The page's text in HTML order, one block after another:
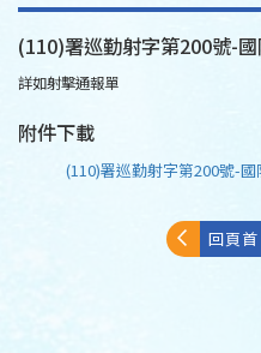
(110)署巡勤射字第200號-
詳如射擊通報單
附件下載
(110)署巡勤射字第200號-
回頁首